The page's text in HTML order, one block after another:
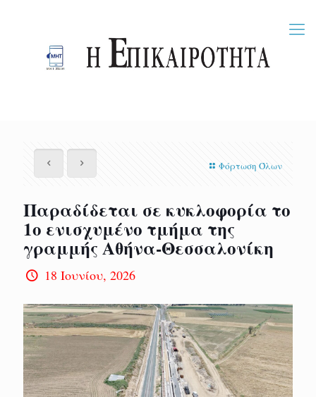
Φόρτωση Όλων
Παραδίδεται σε κυκλοφορία το
1ο ενισχυμένο τμήμα της
γραμμής Αθήνα-Θεσσαλονίκη
18 Ιουνίου, 2026